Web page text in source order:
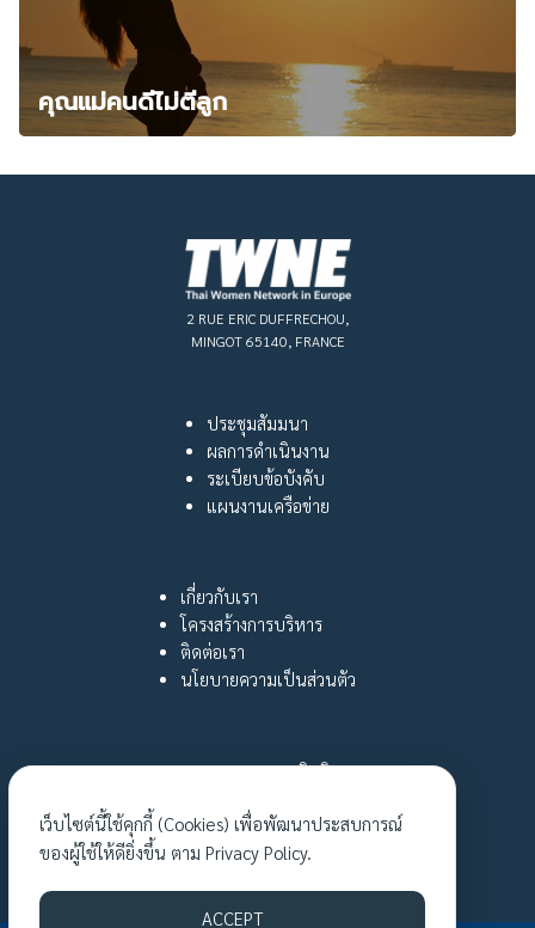
คุณแม่คนดีไม่ตีลูก
2 RUE ERIC DUFFRECHOU,
MINGOT 65140, FRANCE
ประชุมสัมมนา
ผลการดำเนินงาน
ระเบียบข้อบังคับ
แผนงานเครือข่าย
เกี่ยวกับเรา
โครงสร้างการบริหาร
ติดต่อเรา
นโยบายความเป็นส่วนตัว
กฎหมายและสิทธิ
เรื่องเล่าเงาชีวิต
กิจกรรมล่าสุด
เว็บไซต์นี้ใช้คุกกี้ (Cookies) เพื่อพัฒนาประสบการณ์
ของผู้ใช้ให้ดียิ่งขึ้น ตาม Privacy Policy.
ACCEPT